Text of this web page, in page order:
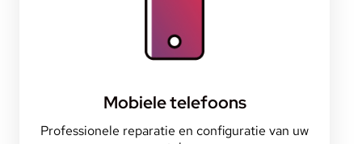
Mobiele telefoons
Professionele reparatie en configuratie van uw